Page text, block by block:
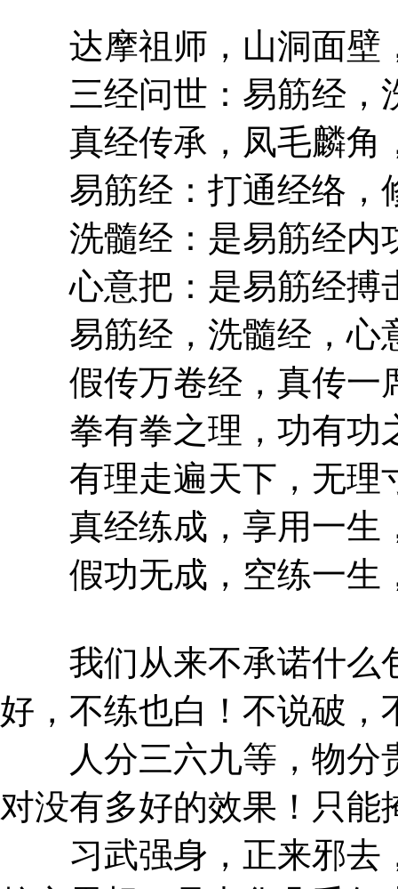
达摩祖师，山洞面壁
三经问世：易筋经，
真经传承，凤毛麟角
易筋经：打通经络，
洗髓经：是易筋经内
心意把：是易筋经搏
易筋经，洗髓经，心
假传万卷经，真传一
拳有拳之理，功有功
有理走遍天下，无理
真经练成，享用一生
假功无成，空练一生
我们从来不承诺什么
好，不练也白！不说破，
人分三六九等，物分
对没有多好的效果！只能
习武强身，正来邪去